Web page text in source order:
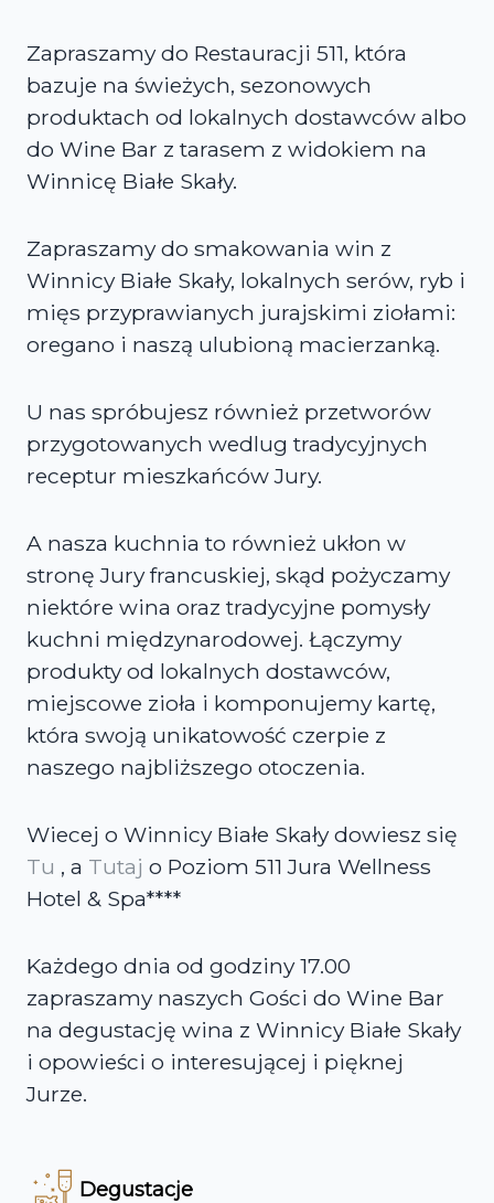
Zapraszamy do Restauracji 511, która
bazuje na świeżych, sezonowych
produktach od lokalnych dostawców albo
do Wine Bar z tarasem z widokiem na
Winnicę Białe Skały.
Zapraszamy do smakowania win z
Winnicy Białe Skały, lokalnych serów, ryb i
mięs przyprawianych jurajskimi ziołami:
oregano i naszą ulubioną macierzanką.
U nas spróbujesz również przetworów
przygotowanych wedlug tradycyjnych
receptur mieszkańców Jury.
A nasza kuchnia to również ukłon w
stronę Jury francuskiej, skąd pożyczamy
niektóre wina oraz tradycyjne pomysły
kuchni międzynarodowej. Łączymy
produkty od lokalnych dostawców,
miejscowe zioła i komponujemy kartę,
która swoją unikatowość czerpie z
naszego najbliższego otoczenia.
Wiecej o Winnicy Białe Skały dowiesz się
Tu , a Tutaj o Poziom 511 Jura Wellness
Hotel & Spa****
Każdego dnia od godziny 17.00
zapraszamy naszych Gości do Wine Bar
na degustację wina z Winnicy Białe Skały
i opowieści o interesującej i pięknej
Jurze.
Degustacje